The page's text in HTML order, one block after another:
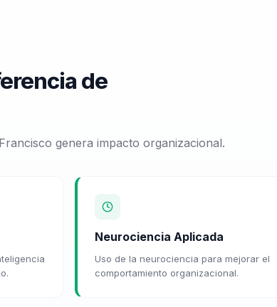
de
genera impacto organizacional.
Neurociencia Aplicada
Uso de la neurociencia para mejorar el
comportamiento organizacional.